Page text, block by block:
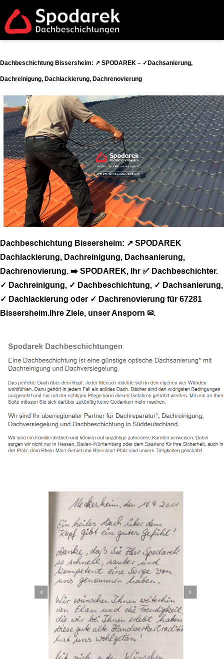
Dachbeschichtung Bissersheim: ↗️ SPODAREK – ✓Dachsanierung,
Dachreinigung, Dachlackierung, Dachrenovierung
Dachbeschichtung Bissersheim: ↗️ SPODAREK
Dachlackierung, Dachreinigung, Dachsanierung,
Dachrenovierung. ➡️ SPODAREK, Ihr ✅ Dachbeschichter.
✓ Dachreinigung, ✓ Dachbeschichtung, ✓ Dachsanierung,
✓ Dachlackierung oder ✓ Dachrenovierung für 67281
Bissersheim.Ihre Ziele, unser Ansporn ✉.